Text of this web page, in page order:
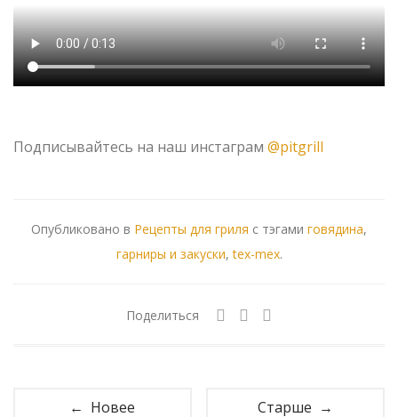
Подписывайтесь на наш инстаграм @pitgrill
Опубликовано в Рецепты для гриля с тэгами говядина,
гарниры и закуски,tex-mex.
Поделиться
← Новее Старше →